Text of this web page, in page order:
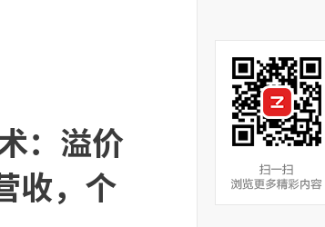
：溢价
收，个